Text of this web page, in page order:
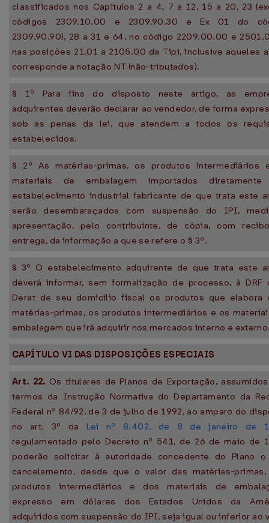
classificados nos Capítulos 2 a 4, 7 a 12, 15 a 20, 23
códigos 2309.10.00 e 2309.90.30 e Ex 01 do
2309.90.90), 28 a 31 e 64, no código 2209.00.00 e
nas posições 21.01 a 2105.00 da Tipi, inclusive aqueles
corresponde a notação NT (não-tributados).
§ 1º Para fins do disposto neste artigo, as
adquirentes deverão declarar ao vendedor, de forma
sob as penas da lei, que atendem a todos os
estabelecidos.
§ 2º As matérias-primas, os produtos intermediários
materiais de embalagem importados
estabelecimento industrial fabricante de que trata este
serão desembaraçados com suspensão do IPI,
apresentação, pelo contribuinte, de cópia, com
entrega, da informação a que se refere o § 3º.
§ 3º O estabelecimento adquirente de que trata este
deverá informar, sem formalização de processo, à DRF
Derat de seu domicílio fiscal os produtos que elabora
matérias-primas, os produtos intermediários e os
embalagem que irá adquirir nos mercados interno e
CAPÍTULO VI DAS DISPOSIÇÕES ESPECIAIS
Art. 22. Os titulares de Planos de Exportação,
termos da Instrução Normativa do Departamento da
Federal nº 84/92, de 3 de julho de 1992, ao amparo do
no art. 3º da Lei nº 8.402, de 8 de janeiro de
regulamentado pelo Decreto nº 541, de 26 de maio de
poderão solicitar à autoridade concedente do Plano
cancelamento, desde que o valor das matérias-
produtos intermediários e dos materiais de
expresso em dólares dos Estados Unidos da
adquiridos com suspensão do IPI, seja igual ou inferior ao